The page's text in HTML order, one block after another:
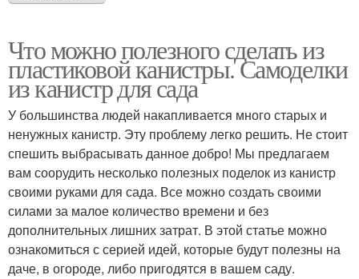
Что можно полезного сделать из
пластиковой канистры. Самоделки
из канистр для сада
У большинства людей накапливается много старых и
ненужных канистр. Эту проблему легко решить. Не стоит
спешить выбрасывать данное добро! Мы предлагаем
вам соорудить несколько полезных поделок из канистр
своими руками для сада. Все можно создать своими
силами за малое количество времени и без
дополнительных лишних затрат. В этой статье можно
ознакомиться с серией идей, которые будут полезны на
даче, в огороде, либо пригодятся в вашем саду.